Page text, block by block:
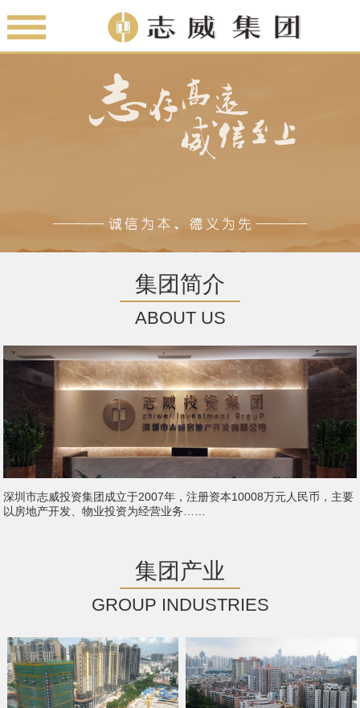
集团简介
ABOUT US
深圳市志威投资集团成立于2007年，注册资本10008万元人民币，主要
以房地产开发、物业投资为经营业务……
集团产业
GROUP INDUSTRIES